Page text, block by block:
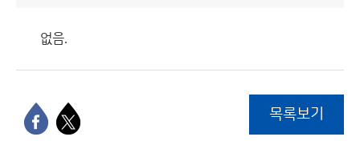
없음.
목록보기